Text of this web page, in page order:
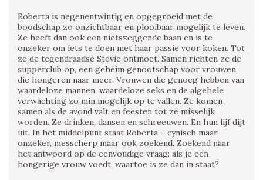
Roberta is negenentwintig en opgegroeid met de
boodschap zo onzichtbaar en plooibaar mogelijk te leven.
Ze heeft dan ook een nietszeggende baan en is te
onzeker om iets te doen met haar passie voor koken. Tot
ze de tegendraadse Stevie ontmoet. Samen richten ze de
supperclub op, een geheim genootschap voor vrouwen
die hongeren naar meer. Vrouwen die genoeg hebben van
waardeloze mannen, waardeloze seks en de algehele
verwachting zo min mogelijk op te vallen. Ze komen
samen als de avond valt en feesten tot ze misselijk
worden. Ze drinken, dansen en schreeuwen. En hun lijf dijt
uit. In het middelpunt staat Roberta – cynisch maar
onzeker, messcherp maar ook zoekend. Zoekend naar
het antwoord op de eenvoudige vraag: als je een
hongerige vrouw voedt, waartoe is ze dan in staat?